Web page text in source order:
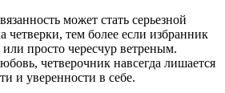
может стать серьезной
четверки, тем более если избранник
просто чересчур ветреным.
четверочник навсегда лишается
и уверенности в себе.